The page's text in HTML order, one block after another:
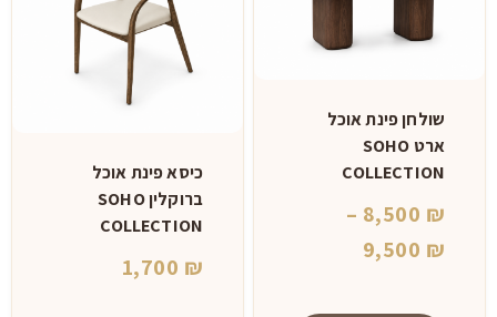
שולחן פינת אוכל
ארט SOHO
COLLECTION
8,500 ₪
–
9,500 ₪
כיסא פינת אוכל
ברוקלין SOHO
COLLECTION
1,700 ₪